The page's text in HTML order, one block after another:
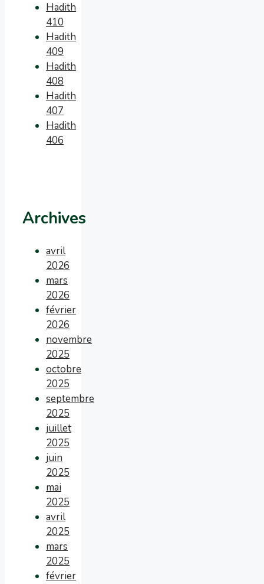
Hadith
410
Hadith
409
Hadith
408
Hadith
407
Hadith
406
Archives
avril
2026
mars
2026
février
2026
novembre
2025
octobre
2025
septembre
2025
juillet
2025
juin
2025
mai
2025
avril
2025
mars
2025
février